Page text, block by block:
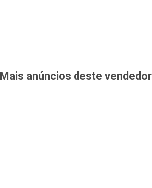
Mais anúncios deste vendedor